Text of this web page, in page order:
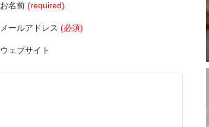
お名前 (required)
メールアドレス (必須)
ウェブサイト